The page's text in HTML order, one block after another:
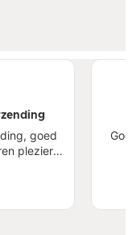
goed
plezier